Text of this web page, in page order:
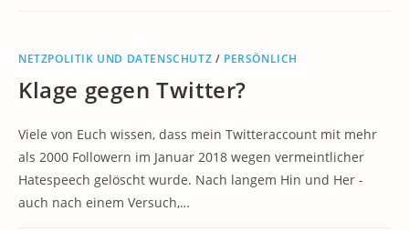
NETZPOLITIK UND DATENSCHUTZ / PERSÖNLICH
Klage gegen Twitter?
Viele von Euch wissen, dass mein Twitteraccount mit mehr
als 2000 Followern im Januar 2018 wegen vermeintlicher
Hatespeech gelöscht wurde. Nach langem Hin und Her -
auch nach einem Versuch,…